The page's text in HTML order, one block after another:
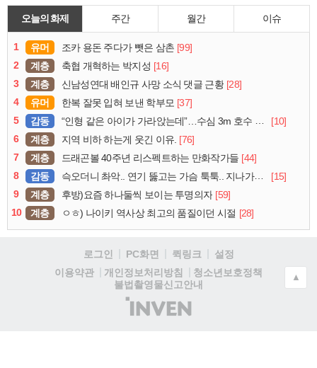
오늘의 화제 주간 월간 이슈
1 유머 조카 용돈 주다가 뺏은 삼촌 [99]
2
계층 축협 개혁하는 박지성 [16]
3
계층 신남성연대 배인규 사망 소식 댓글 근황 [28]
4
유머 한복 잘못 입혀 보낸 학부모 [37]
5
감동 “인형 같은 아이가 가라앉는데”…수심 3m 호수 뛰어든 60대 의인
[10]
6
계층 지역 비하 하는게 웃긴 이유. [76]
7
계층 드래곤볼 40주년 리스펙트하는 만화작가들 [44]
8
감동 슥오더니 촤악.. 연기 뚫고는 가슴 툭툭.. 지나가던 아재의 정체
[15]
9
계층 후방)요즘 하나둘씩 보이는 투명의자 [59]
10
계층 ㅇㅎ) 나이키 역사상 최고의 품질이던 시절 [28]
로그인 PC화면 퀵링크
설정
이용약관
개인정보처리방침
청소년보호정책
불법촬영물신고안내
(주)
인
▲